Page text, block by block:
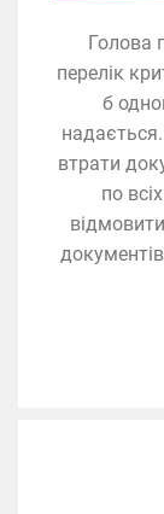
Голова
перелік
б
втрати
по